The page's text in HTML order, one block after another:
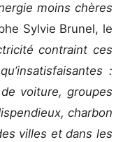
moins chères
Sylvie Brunel, le
contraint ces
:
voiture, groupes
charbon
villes et dans les